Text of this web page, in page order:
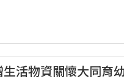
活物資關懷大同育